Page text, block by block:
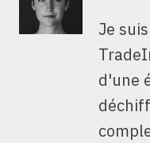
Je
d'une